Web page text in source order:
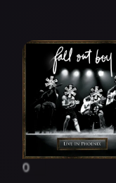
0